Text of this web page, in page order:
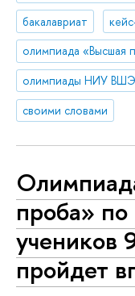
бакалавриат
олимпиада «Высшая
олимпиады НИУ ВШЭ
своими словами
проба» по
учеников
пройдет